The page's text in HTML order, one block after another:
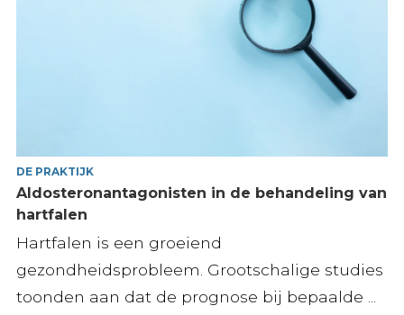
DE PRAKTIJK
Aldosteronantagonisten in de behandeling van
hartfalen
Hartfalen is een groeiend
gezondheidsprobleem. Grootschalige studies
toonden aan dat de prognose bij bepaalde ...